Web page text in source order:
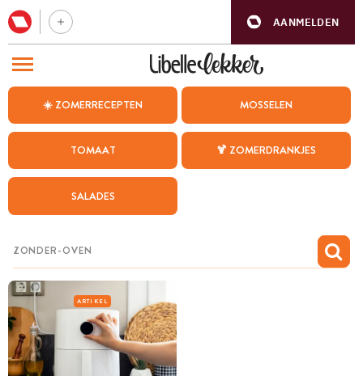
AANMELDEN
☀️ ZOMERRECEPTEN MOSSELEN
TOMAAT 🍹 ZOMERDRANKJES
SALADES
ARTIKEL
BEZOEK ONZE ANDERE WEBSITES
WEEKMENU
CHAT MET MAIA
MIJN BEWAARDE RECEPTEN